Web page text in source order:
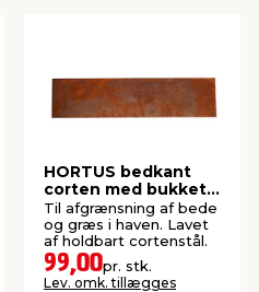
HORTUS bedkant
corten med bukket
kant 24 x 100 cm
Til afgrænsning af bede
og græs i haven. Lavet
af holdbart cortenstål.
99,00pr. stk.
Lev. omk. tillægges